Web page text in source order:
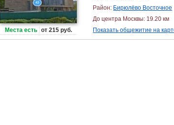
Места есть от 215 руб.
Район: Бирюлёво Восточное
До центра Москвы: 19.20 км
Показать общежитие на